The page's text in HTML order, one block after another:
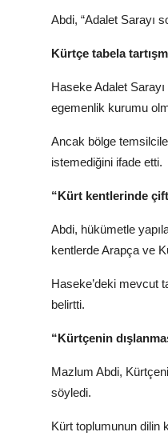
Abdi, “Adalet Sarayı
Kürtçe tabela
Haseke Adalet Sarayı
egemenlik kurumu
Ancak bölge
istemediğini ifade etti.
“Kürt kentlerinde
Abdi, hükümetle
kentlerde Arapça ve
Haseke’deki mevcut
belirtti.
“Kürtçenin
Mazlum Abdi,
söyledi.
Kürt toplumunun dilin